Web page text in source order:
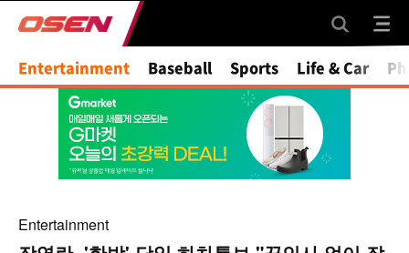
Mute
Entertainment Baseball Sports Life & Car
Entertainment